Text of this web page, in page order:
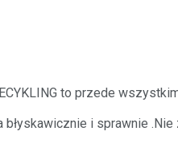
to przede
błyskawicznie i sprawnie